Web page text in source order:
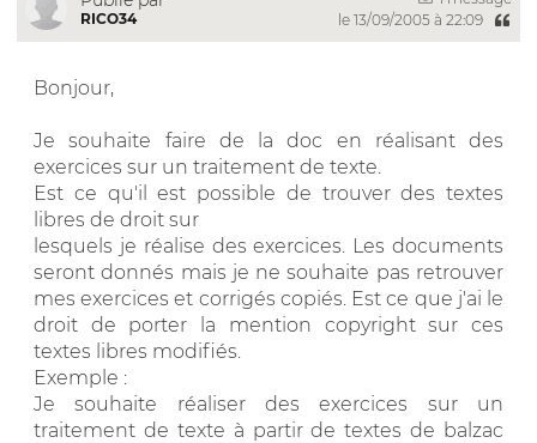
RICO34
le 13/09/2005 à 22:09
Bonjour,
Je souhaite faire de la doc en réalisant des
exercices sur un traitement de texte.
Est ce qu'il est possible de trouver des textes
libres de droit sur
lesquels je réalise des exercices. Les documents
seront donnés mais je ne souhaite pas retrouver
mes exercices et corrigés copiés. Est ce que j'ai le
droit de porter la mention copyright sur ces
textes libres modifiés.
Exemple :
Je souhaite réaliser des exercices sur un
traitement de texte à partir de textes de balzac